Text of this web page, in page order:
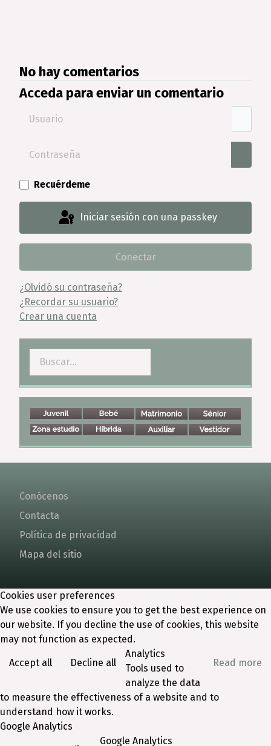
No hay comentarios
Acceda para enviar un comentario
Usuario
Contraseña
Recuérdeme
Iniciar sesión con una passkey
Conectar
¿Olvidó su contraseña?
¿Recordar su usuario?
Crear una cuenta
Buscar
Conócenos
Contacta
Política de privacidad
Mapa del sitio
Cookies user preferences
We use cookies to ensure you to get the best experience on
our website. If you decline the use of cookies, this website
may not function as expected.
Accept all Decline all Read more
Analytics
Tools used to
analyze the data
to measure the effectiveness of a website and to
understand how it works.
Google Analytics
Google Analytics